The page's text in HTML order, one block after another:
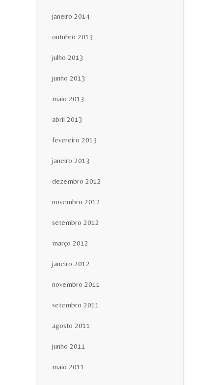
janeiro 2014
outubro 2013
julho 2013
junho 2013
maio 2013
abril 2013
fevereiro 2013
janeiro 2013
dezembro 2012
novembro 2012
setembro 2012
março 2012
janeiro 2012
novembro 2011
setembro 2011
agosto 2011
junho 2011
maio 2011